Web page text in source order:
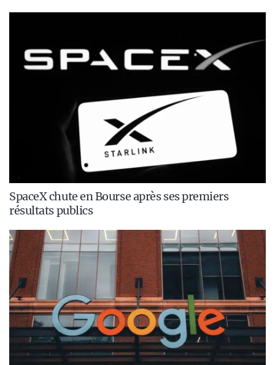
SpaceX chute en Bourse après ses premiers
résultats publics